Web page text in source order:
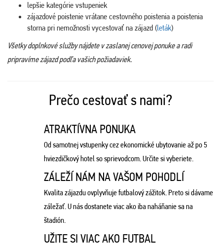
lepšie kategórie vstupeniek
zájazdové poistenie vrátane cestovného poistenia a poistenia
storna pri nemožnosti vycestovať na zájazd (leták)
Všetky doplnkové služby nájdete v zaslanej cenovej ponuke a radi
pripravíme zájazd podľa vašich požiadaviek.
Prečo cestovať s nami?
ATRAKTÍVNA PONUKA
Od samotnej vstupenky cez ekonomické ubytovanie až po 5
hviezdičkový hotel so sprievodcom. Určite si vyberiete.
ZÁLEŽÍ NÁM NA VAŠOM POHODLÍ
Kvalita zájazdu ovplyvňuje futbalový zážitok. Preto si dávame
záležať. U nás dostanete viac ako iba naháňanie sa na
štadión.
UŽITE SI VIAC AKO FUTBAL